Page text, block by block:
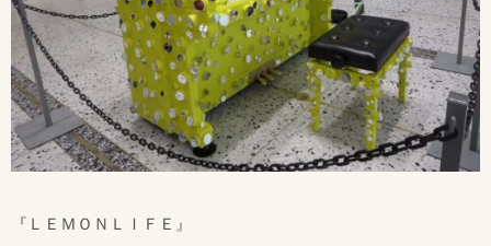
『ＬＥＭＯＮＬＩＦＥ』